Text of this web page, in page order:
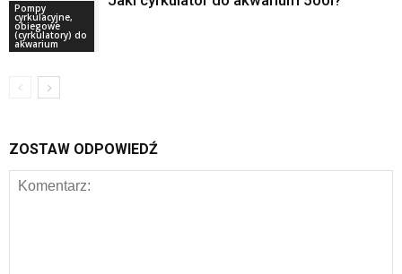
Pompy
cyrkulacyjne,
obiegowe
(cyrkulatory) do
akwarium
ZOSTAW ODPOWIEDŹ